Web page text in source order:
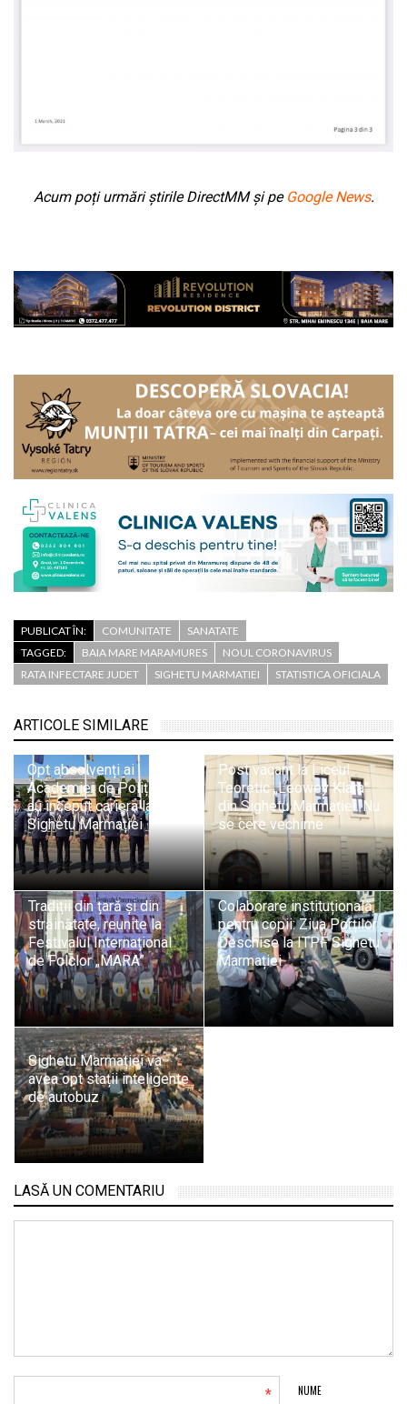
Acum poți urmări știrile DirectMM și pe Google News.
PUBLICAT ÎN: COMUNITATE
SANATATE
TAGGED:
BAIA MARE MARAMURES
NOUL CORONAVIRUS
RATA INFECTARE JUDET
SIGHETU MARMATIEI STATISTICA OFICIALA
ARTICOLE SIMILARE
Opt absolvenți ai
Academiei de Poliție și-
au început cariera la ITPF
Sighetu Marmației
Post vacant la Liceul
Teoretic „Leowey Klara”
din Sighetu Marmației. Nu
se cere vechime
Tradiții din țară și din
străinătate, reunite la
Festivalul Internațional
de Folclor „MARA”
Colaborare instituțională
pentru copii: Ziua Porților
Deschise la ITPF Sighetu
Marmației
Sighetu Marmației va
avea opt stații inteligente
de autobuz
LASĂ UN COMENTARIU
NUME
*